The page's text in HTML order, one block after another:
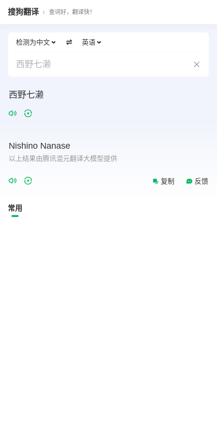
搜狗翻译 查词好，翻译快！
检测为中文 英语
西野七濑
西野七濑
Nishino Nanase
以上结果由腾讯混元翻译大模型提供
复制 反馈
常用